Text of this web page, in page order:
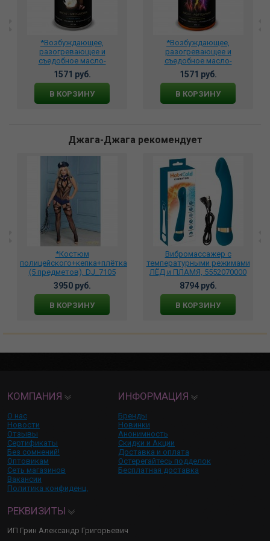
*Возбуждающее,
разогревающее и
съедобное масло-
афродизиак для тела со
вкусом Баунти, BMN-0118
1571 руб.
В КОРЗИНУ
*Возбуждающее,
разогревающее и
съедобное масло-
афродизиак для тела со
вкусом Энергетика, BMN-
1571 руб.
В КОРЗИНУ
Джага-Джага рекомендует
*Костюм
полицейского+кепка+плётка
(5 предметов), DJ_7105
3950 руб.
В КОРЗИНУ
Вибромассажер с
температурными режимами
ЛЁД и ПЛАМЯ, 5552070000
8794 руб.
В КОРЗИНУ
КОМПАНИЯ
О нас
Новости
Отзывы
Сертификаты
Без сомнений!
Оптовикам
Сеть магазинов
Вакансии
Политика конфиденц.
ИНФОРМАЦИЯ
Бренды
Новинки
Анонимность
Скидки и Акции
Доставка и оплата
Остерегайтесь подделок
Бесплатная доставка
РЕКВИЗИТЫ
ИП Грин Александр Григорьевич